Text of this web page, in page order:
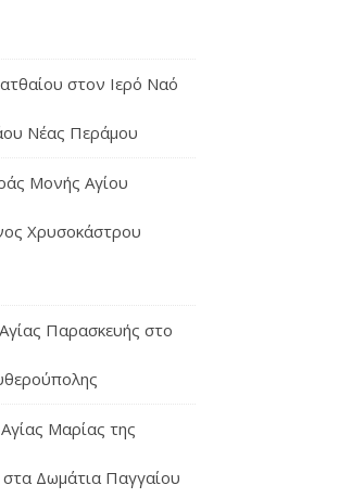
στον Ιερό Ναό
Νέας Περάμου
Μονής Αγίου
Χρυσοκάστρου
Παρασκευής στο
Μαρίας της
Δωμάτια Παγγαίου